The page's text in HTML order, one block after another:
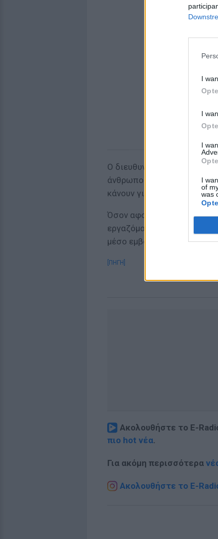
I
I
I
I
of
was
Ο διευθυντής έκτακτης
άνθρωποι πρέπει να
κάνουν για να
Όσον αφορά τα
εργαζόμαστε στη δημόσια
μέσο εμβολιασμού των
[ΠΗΓΗ]
Ακολουθήστε το E-
πιο hot νέα.
Για ακόμη περισσότερα
Ακολουθήστε το E-